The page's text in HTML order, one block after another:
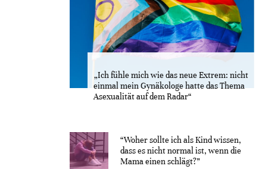
„Ich fühle mich wie das neue Extrem: nicht
einmal mein Gynäkologe hatte das Thema
Asexualität auf dem Radar“
“Woher sollte ich als Kind wissen,
dass es nicht normal ist, wenn die
Mama einen schlägt?”